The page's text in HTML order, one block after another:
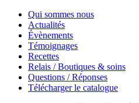
Qui sommes nous
Actualités
Évènements
Témoignages
Recettes
Relais / Boutiques & soins
Questions / Réponses
Télécharger le catalogue